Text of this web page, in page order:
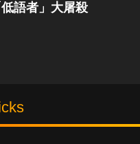
低語者」大屠殺